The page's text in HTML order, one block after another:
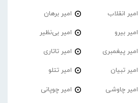
امیر انقلاب امیر برهان
امیر بیرو امیر بی‌نظیر
امیر پیغمبری امیر تاتاری
امیر تبیان امیر تتلو
امیر چاوشی امیر چوپانی